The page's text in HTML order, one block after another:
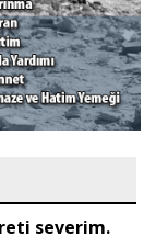
severim.